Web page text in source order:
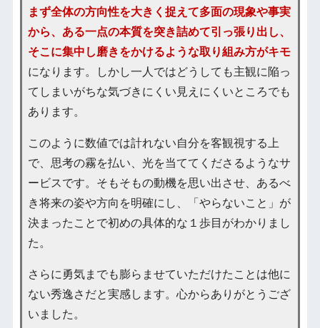
まず全体の方向性を大きく捉えて多面の現象や事実
から、ある一点の本質を突き詰めて引っ張り出し、
そこに集中し磨きをかけるような取り組み方がキモ
になります。しかし一人ではどうしても主観に陥っ
てしまいがちな気づきにくい見えにくいところでも
あります。
このように数値では計れない自分を客観視する上
で、思考の霧を払い、光を当ててくださるようなサ
ービスです。そもそもの動機を思い出させ、あるべ
き将来の姿や方向を明確にし、「やらないこと」が
決まったことで初めの具体的な１歩目がわかりまし
た。
さらに勇気までも膨らませていただけたことは他に
ない秀逸さだと実感します。心からありがとうござ
いました。